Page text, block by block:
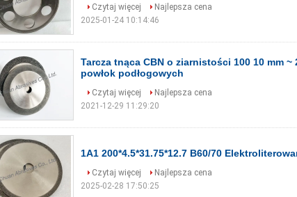
Czytaj więcej
Najlepsza cena
2025-01-24 10:14:46
Tarcza tnąca CBN o ziarnistości 100 10 mm ~
powłok podłogowych
Czytaj więcej
Najlepsza cena
2021-12-29 11:29:20
1A1 200*4.5*31.75*12.7 B60/70
Czytaj więcej
Najlepsza cena
2025-02-28 17:50:25